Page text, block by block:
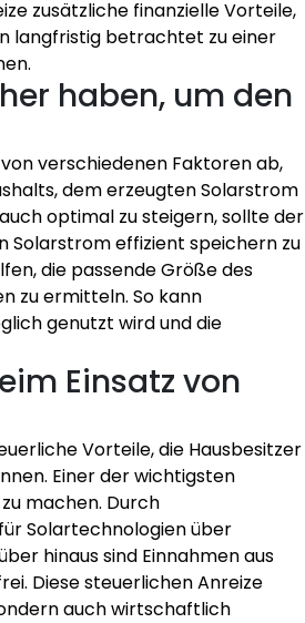
zusätzliche finanzielle Vorteile,
langfristig betrachtet zu einer
haben, um den
verschiedenen Faktoren ab,
dem erzeugten Solarstrom
optimal zu steigern, sollte der
Solarstrom effizient speichern zu
die passende Größe des
zu ermitteln. So kann
genutzt wird und die
Einsatz von
Vorteile, die Hausbesitzer
Einer der wichtigsten
machen. Durch
Solartechnologien über
hinaus sind Einnahmen aus
Diese steuerlichen Anreize
auch wirtschaftlich